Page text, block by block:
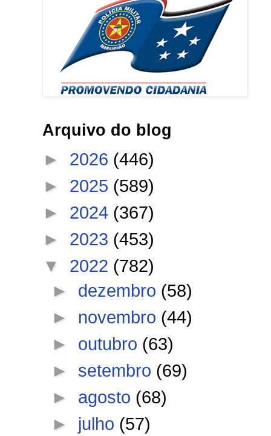
Arquivo do blog
► 2026 (446)
► 2025 (589)
► 2024 (367)
► 2023 (453)
▼ 2022 (782)
► dezembro (58)
► novembro (44)
► outubro (63)
► setembro (69)
► agosto (68)
► julho (57)